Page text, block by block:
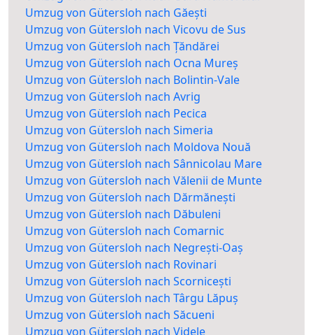
Umzug von Gütersloh nach Găești
Umzug von Gütersloh nach Vicovu de Sus
Umzug von Gütersloh nach Țăndărei
Umzug von Gütersloh nach Ocna Mureș
Umzug von Gütersloh nach Bolintin-Vale
Umzug von Gütersloh nach Avrig
Umzug von Gütersloh nach Pecica
Umzug von Gütersloh nach Simeria
Umzug von Gütersloh nach Moldova Nouă
Umzug von Gütersloh nach Sânnicolau Mare
Umzug von Gütersloh nach Vălenii de Munte
Umzug von Gütersloh nach Dărmănești
Umzug von Gütersloh nach Dăbuleni
Umzug von Gütersloh nach Comarnic
Umzug von Gütersloh nach Negrești-Oaș
Umzug von Gütersloh nach Rovinari
Umzug von Gütersloh nach Scornicești
Umzug von Gütersloh nach Târgu Lăpuș
Umzug von Gütersloh nach Săcueni
Umzug von Gütersloh nach Videle